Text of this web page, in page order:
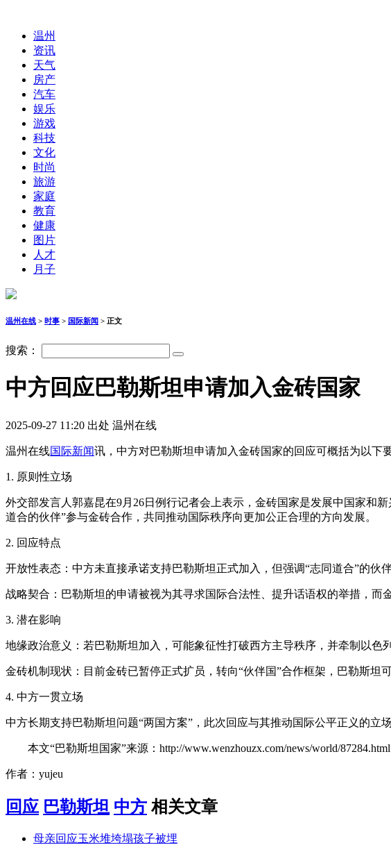
温州
资讯
天气
房产
汽车
娱乐
游戏
科技
文化
时尚
旅游
家庭
教育
健康
图片
人才
月子
温州在线 > 时事 > 国际新闻 > 正文
搜索：
中方回应巴勒斯坦申请加入金砖国家
2025-09-27 11:20 出处 温州在线
温州在线国际新闻讯，中方对巴勒斯坦申请加入金砖国家的回应可概括为以下
1. 原则性立场
外交部发言人郭嘉昆在9月26日例行记者会上表示，金砖国家是发展中国家和
道合的伙伴”参与金砖合作，共同推动国际秩序向更加公正合理的方向发展。
2. 回应特点
开放性表态：中方未直接承诺支持巴勒斯坦正式加入，但强调“志同道合”的伙
战略契合：巴勒斯坦的申请被视为其寻求国际合法性、提升话语权的举措，而
3. 潜在影响
地缘政治意义：若巴勒斯坦加入，可能象征性打破西方主导秩序，并牵制以色
金砖机制现状：目前金砖已暂停正式扩员，转向“伙伴国”合作框架，巴勒斯坦
4. 中方一贯立场
中方长期支持巴勒斯坦问题“两国方案”，此次回应与其推动国际公平正义的立
本文“巴勒斯坦国家”来源：http://www.wenzhouzx.com/news/world/
作者：yujeu
回应 巴勒斯坦 中方 相关文章
母亲回应玉米堆垮塌孩子被埋